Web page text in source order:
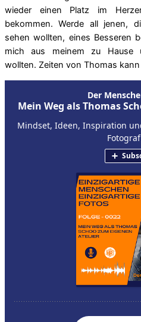
wieder einen Platz im
bekommen. Werde all jenen,
sehen wollten, eines Besseren
mich aus meinem zu Hause
wollten. Zeiten von Thomas